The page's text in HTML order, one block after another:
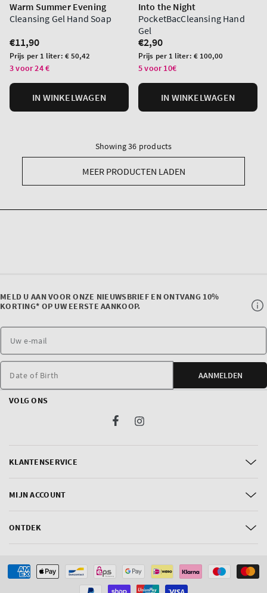
Warm Summer Evening
Cleansing Gel Hand Soap
Normale
prijs
€11,90
Prijs
per
Prijs per 1 liter: € 50,42
3 voor 24 €
IN WINKELWAGEN
Into the Night
PocketBacCleansing Hand
Gel
Normale
prijs
€2,90
Prijs
per
Prijs per 1 liter: € 100,00
5 voor 10€
IN WINKELWAGEN
Showing 36 products
MEER PRODUCTEN LADEN
KLANTENSERVICE
MIJN ACCOUNT
ONTDEK
MELD U AAN VOOR ONZE NIEUWSBRIEF EN ONTVANG 10%
KORTING* OP UW EERSTE AANKOOP.
Date of Birth AANMELDEN
VOLG ONS
FacebookInstagram
Betaalmethoden